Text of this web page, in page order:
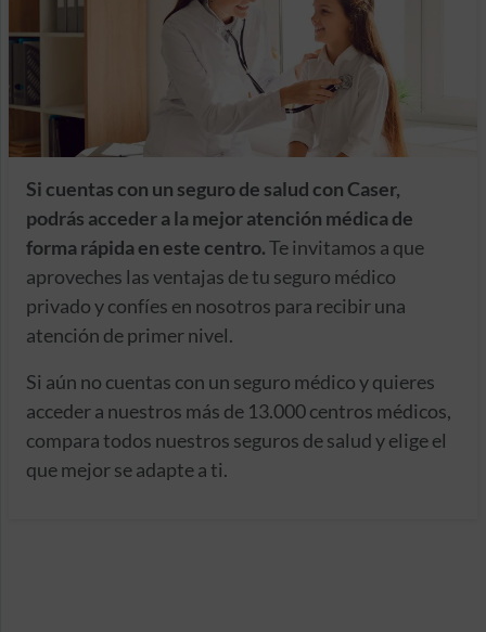
Si cuentas con un seguro de salud con Caser,
podrás acceder a la mejor atención médica de
forma rápida en este centro.Te invitamos a que
aproveches las ventajas de tu seguro médico
privado y confíes en nosotros para recibir una
atención de primer nivel.
Si aún no cuentas con un seguro médico y quieres
acceder a nuestros más de 13.000 centros médicos,
compara todos nuestros seguros de salud y elige el
que mejor se adapte a ti.